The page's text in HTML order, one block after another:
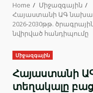
Home
Միջազգային
Հայաստանի ԱԳ
2026-2030թթ.
նվիրված հանդիպումը
Միջազգային
Հայաստանի
տեղակալը